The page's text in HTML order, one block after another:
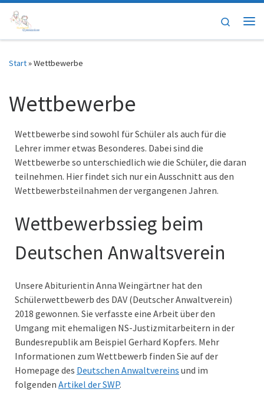
Zum Inhalt springen
Search
Start»Wettbewerbe
Wettbewerbe
Wettbewerbe sind sowohl für Schüler als auch für die
Lehrer immer etwas Besonderes. Dabei sind die
Wettbewerbe so unterschiedlich wie die Schüler, die daran
teilnehmen. Hier findet sich nur ein Ausschnitt aus den
Wettbewerbsteilnahmen der vergangenen Jahren.
Wettbewerbssieg beim
Deutschen Anwaltsverein
Unsere Abiturientin Anna Weingärtner hat den
Schülerwettbewerb des DAV (Deutscher Anwaltverein)
2018 gewonnen. Sie verfasste eine Arbeit über den
Umgang mit ehemaligen NS-Justizmitarbeitern in der
Bundesrepublik am Beispiel Gerhard Kopfers. Mehr
Informationen zum Wettbewerb finden Sie auf der
Homepage des Deutschen Anwaltvereins und im
folgenden Artikel der SWP.